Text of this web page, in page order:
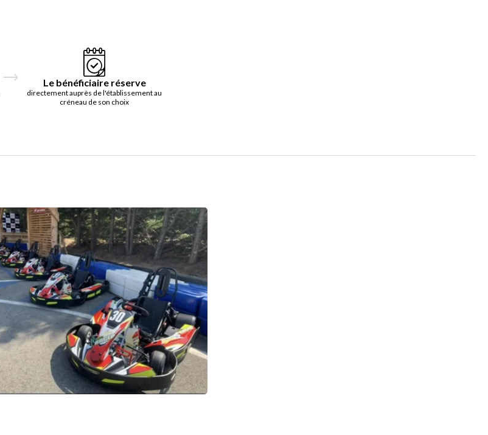
Le bénéficiaire réserve
directement auprès de l'établissement au
créneau de son choix